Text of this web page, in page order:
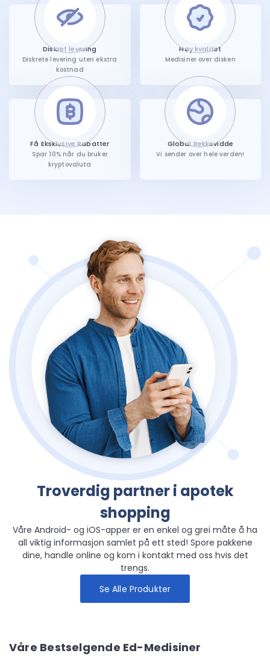
Diskret levering
Diskrete levering uten ekstra
kostnad
Høy kvalitet
Medisiner over disken
Få Eksklusive Rabatter
Spar 10% når du bruker
kryptovaluta
Global Rekkevidde
Vi sender over hele verden!
Troverdig partner i apotek
shopping
Våre Android- og iOS-apper er en enkel og grei måte å ha
all viktig informasjon samlet på ett sted! Spore pakkene
dine, handle online og kom i kontakt med oss hvis det
trengs.
Se Alle Produkter
Våre Bestselgende Ed-Medisiner